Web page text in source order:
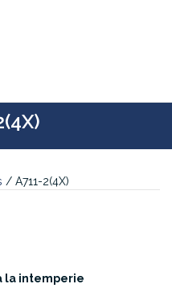
/ A711-2(4X)
la intemperie